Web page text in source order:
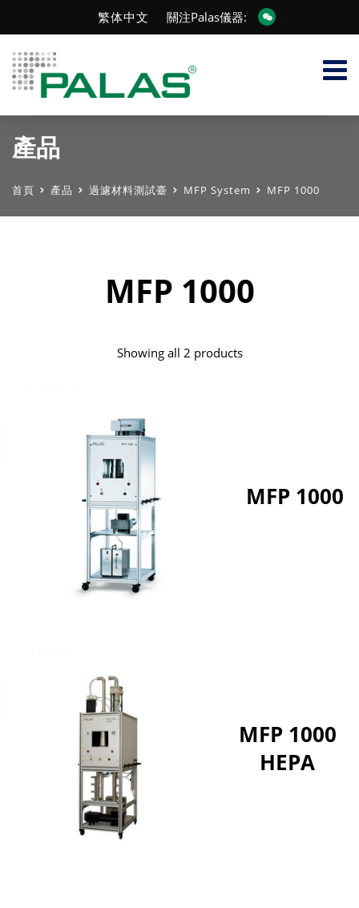
繁体中文 關注Palas儀器:
產品
首頁 產品 過濾材料測試臺 MFP System MFP 1000
MFP 1000
Showing all 2 products
MFP 1000
MFP 1000
HEPA